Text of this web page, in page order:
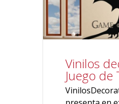
Vinilos
Juego de